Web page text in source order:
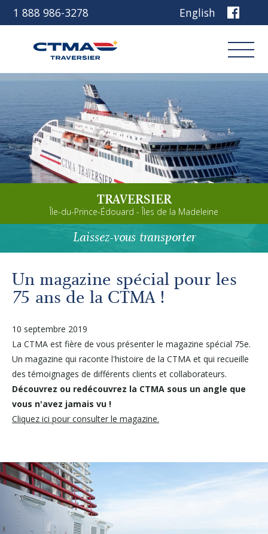
1 888 986-3278 English
Carrières
Médias
Infolettre
Nous joindre
Découvrez notre navire
Planifiez votre voyage
Avant de partir
Autres services
Connexion
Réservez
TRAVERSIER
Île-du-Prince-Édouard - Îles de la Madeleine
Laissez-vous transporter
Un magazine spécial pour les
75 ans de la CTMA !
10 septembre 2019
La CTMA est fière de vous présenter le magazine spécial 75e.
Un magazine qui raconte l'histoire de la CTMA et qui recueille
des témoignages de différents clients et collaborateurs.
Découvrez ou redécouvrez la CTMA sous un angle que
vous n'avez jamais vu !
Cliquez ici pour consulter le magazine.